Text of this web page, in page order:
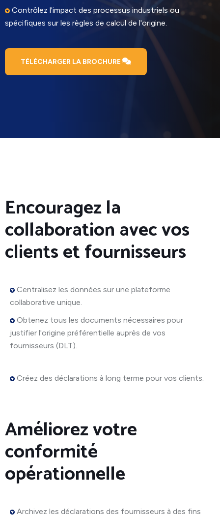
Contrôlez l'impact des processus industriels ou
spécifiques sur les règles de calcul de l'origine.
TÉLÉCHARGER LA BROCHURE
Encouragez la
collaboration avec vos
clients et fournisseurs
Centralisez les données sur une plateforme
collaborative unique.
Obtenez tous les documents nécessaires pour
justifier l'origine préférentielle auprès de vos
fournisseurs (DLT).
Créez des déclarations à long terme pour vos clients.
Améliorez votre
conformité
opérationnelle
Archivez les déclarations des fournisseurs à des fins